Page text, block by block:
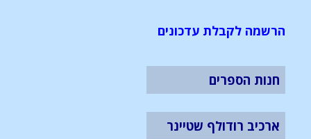
הרשמה לקבלת עדכונים
חנות הספרים
ארכיב רודולף שטיינר